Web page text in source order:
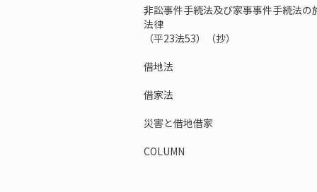
非訟事件手続法及び家事事件手続法
法律
（平23法53）（抄）
借地法
借家法
災害と借地借家
COLUMN